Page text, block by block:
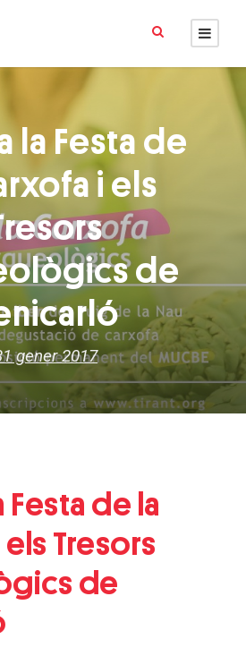
la Festa de
i els
de
gener 2017
Festa de la
Tresors
de